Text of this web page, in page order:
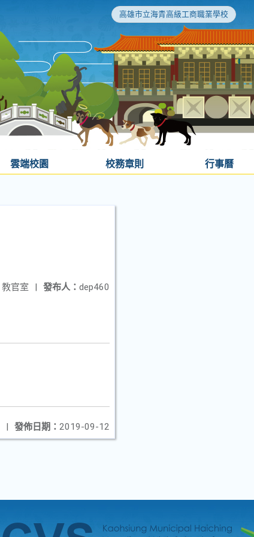
高雄市立海青高級工商職業學校
雲端校園 校務章則 行事曆
發布人： dep460
教官室 |
發佈日期： 2019-09-12
|